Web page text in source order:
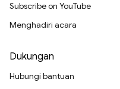
Subscribe on YouTube
Menghadiri acara
Dukungan
Hubungi bantuan